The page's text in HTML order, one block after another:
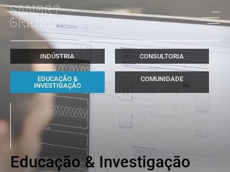
INDÚSTRIA CONSULTORIA
EDUCAÇÃO &
INVESTIGAÇÃO
COMUNIDADE
Educação & Investigação